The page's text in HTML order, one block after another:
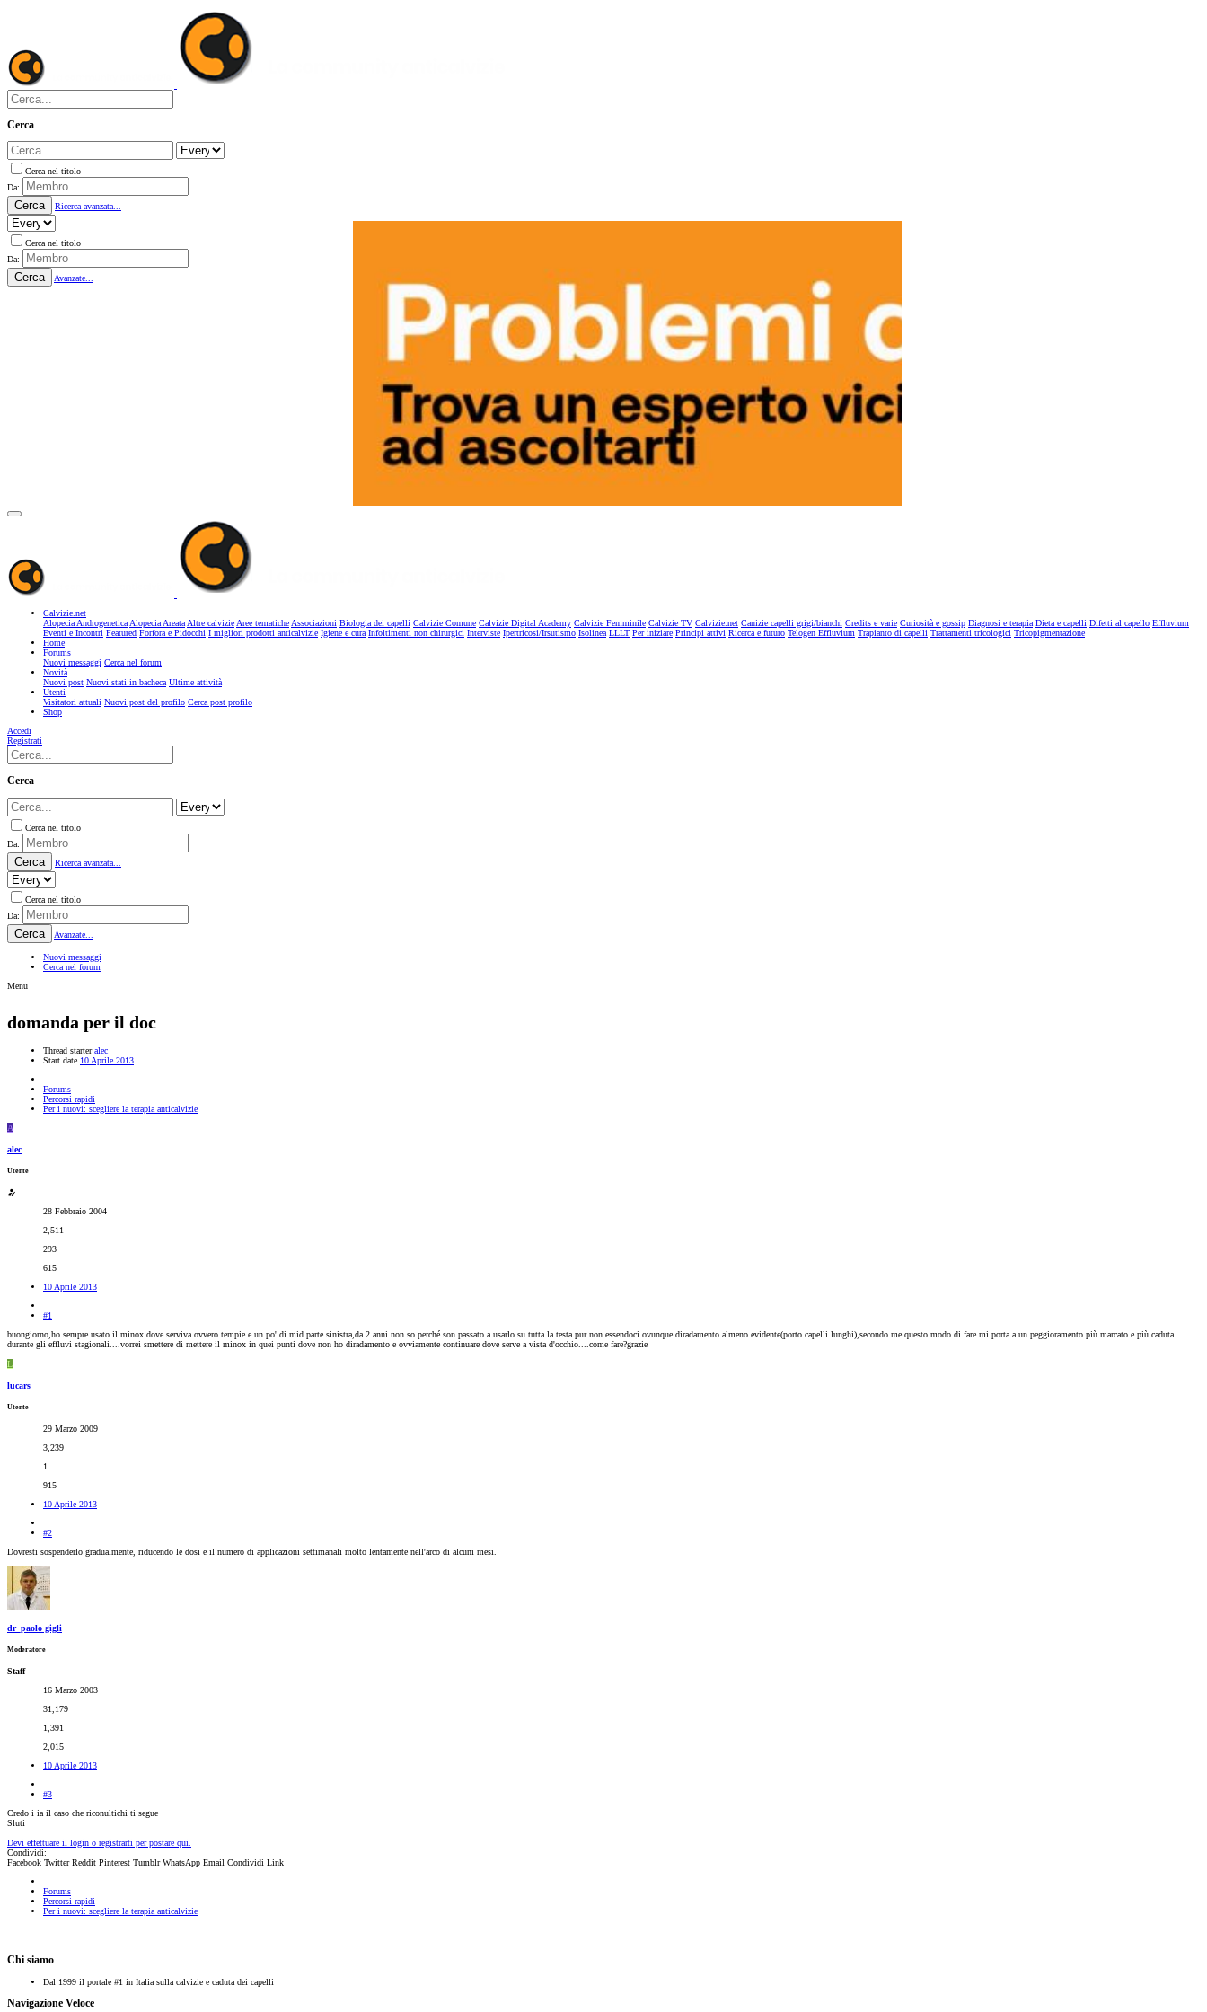
Cerca
Cerca nel titolo
Da:
Cerca Ricerca avanzata...
Cerca nel titolo
Da:
Cerca Avanzate...
Calvizie.net
Alopecia AndrogeneticaAlopecia AreataAltre calvizieAree tematicheAssociazioni Biologia dei capelli Calvizie Comune Calvizie Digital Academy Calvizie Femminile Calvizie TV Calvizie.net Canizie capelli grigi/bianchi Credits e varie Curiosità e gossip Diagnosi e terapia Dieta e capelli Difetti al capello Effluvium
Eventi e Incontri Featured Forfora e Pidocchi I migliori prodotti anticalvizie Igiene e cura Infoltimenti non chirurgici Interviste Ipertricosi/Irsutismo Isolinea LLLT Per iniziare Principi attivi Ricerca e futuro Telogen Effluvium Trapianto di capelli Trattamenti tricologici Tricopigmentazione
Home
Forums
Nuovi messaggi Cerca nel forum
Novità
Nuovi post Nuovi stati in bacheca Ultime attività
Utenti
Visitatori attuali Nuovi post del profilo Cerca post profilo
Shop
Accedi
Registrati
Cerca
Cerca nel titolo
Da:
Cerca Ricerca avanzata...
Cerca nel titolo
Da:
Cerca Avanzate...
Nuovi messaggi
Cerca nel forum
Menu
domanda per il doc
Thread starter alec
Start date 10 Aprile 2013
Forums
Percorsi rapidi
Per i nuovi: scegliere la terapia anticalvizie
A
alec
Utente
28 Febbraio 2004
2,511
293
615
10 Aprile 2013
#1
buongiorno,ho sempre usato il minox dove serviva ovvero tempie e un po' di mid parte sinistra,da 2 anni non so perché son passato a usarlo su tutta la testa pur non essendoci ovunque diradamento almeno evidente(porto capelli lunghi),secondo me questo modo di fare mi porta a un peggioramento più marcato e più caduta
durante gli effluvi stagionali....vorrei smettere di mettere il minox in quei punti dove non ho diradamento e ovviamente continuare dove serve a vista d'occhio....come fare?grazie
L
lucars
Utente
29 Marzo 2009
3,239
1
915
10 Aprile 2013
#2
Dovresti sospenderlo gradualmente, riducendo le dosi e il numero di applicazioni settimanali molto lentamente nell'arco di alcuni mesi.
dr_paolo gigli
Moderatore
Staff
16 Marzo 2003
31,179
1,391
2,015
10 Aprile 2013
#3
Credo i ia il caso che riconultichi ti segue
Sluti
Devi effettuare il login o registrarti per postare qui.
Condividi:
Facebook Twitter Reddit Pinterest Tumblr WhatsApp Email Condividi Link
Forums
Percorsi rapidi
Per i nuovi: scegliere la terapia anticalvizie
Chi siamo
Dal 1999 il portale #1 in Italia sulla calvizie e caduta dei capelli
Navigazione Veloce